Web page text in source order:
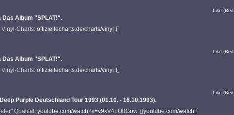
Das Album "SPLAT!".
Like
Vinyl-Charts:offiziellecharts.de/charts/vinyl
Das Album "SPLAT!".
Like
Vinyl-Charts:offiziellecharts.de/charts/vinyl
Deep Purple Deutschland Tour 1993 (01.10. - 16.10.1993).
Like
Qualität:youtube.com/watch?v=v9xV4LO0Gow
youtube.com/watch?